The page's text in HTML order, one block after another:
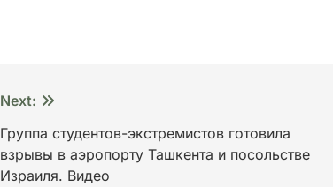
Next:
Группа студентов-экстремистов готовила
взрывы в аэропорту Ташкента и посольстве
Израиля. Видео